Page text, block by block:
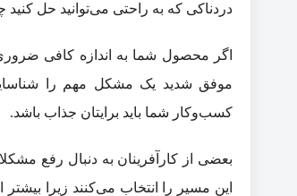
دردناکی که به راحتی می‌توانید حل کنید
اگر محصول شما به اندازه کافی ضروری
موفق شدید یک مشکل مهم را
کسب‌وکار شما باید برایتان جذاب باشد.
بعضی از کارآفرینان به دنبال رفع
این مسیر را انتخاب می‌کنند زیرا